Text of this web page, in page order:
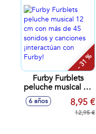
- 31 %
Furby Furblets
peluche musical 12
cm con más de 45
sonidos y
canciones
6 años 8,95 €
12,95 €